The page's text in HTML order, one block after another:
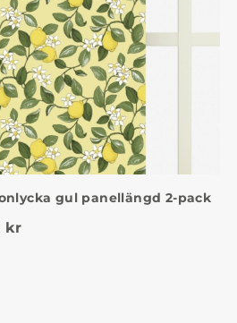
gul panellängd 2-pack
kr